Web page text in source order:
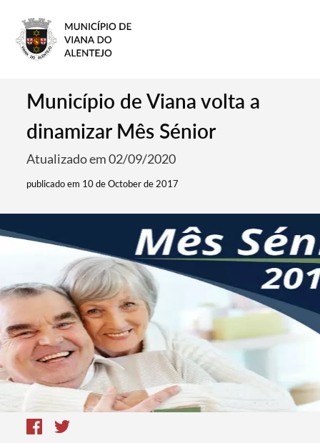
Município de Viana volta a
dinamizar Mês Sénior
Atualizado em 02/09/2020
publicado em 10 de October de 2017